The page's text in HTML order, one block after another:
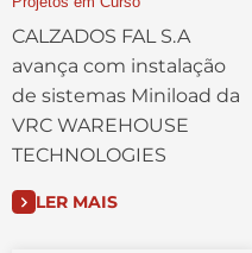
CALZADOS FAL S.A
avança com instalação
de sistemas Miniload da
VRC WAREHOUSE
TECHNOLOGIES
LER MAIS